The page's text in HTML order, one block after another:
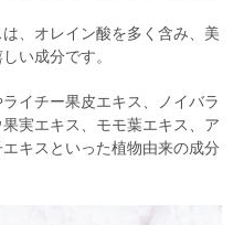
、オレイン酸を多く含み、美
い成分です。
イチー果皮エキス、ノイバラ
実エキス、モモ葉エキス、ア
キスといった植物由来の成分